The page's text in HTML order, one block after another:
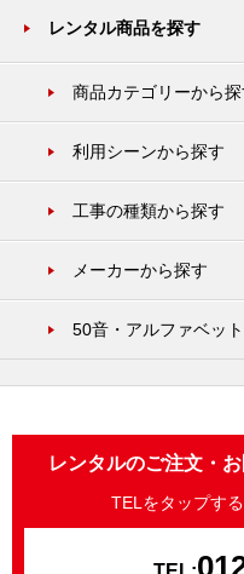
レンタル商品を探す
商品カテゴリーから探
利用シーンから探す
工事の種類から探す
メーカーから探す
50音・アルファベッ
レンタルのご注文・
TELをタップす